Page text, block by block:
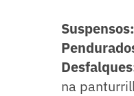
Suspensos:
na